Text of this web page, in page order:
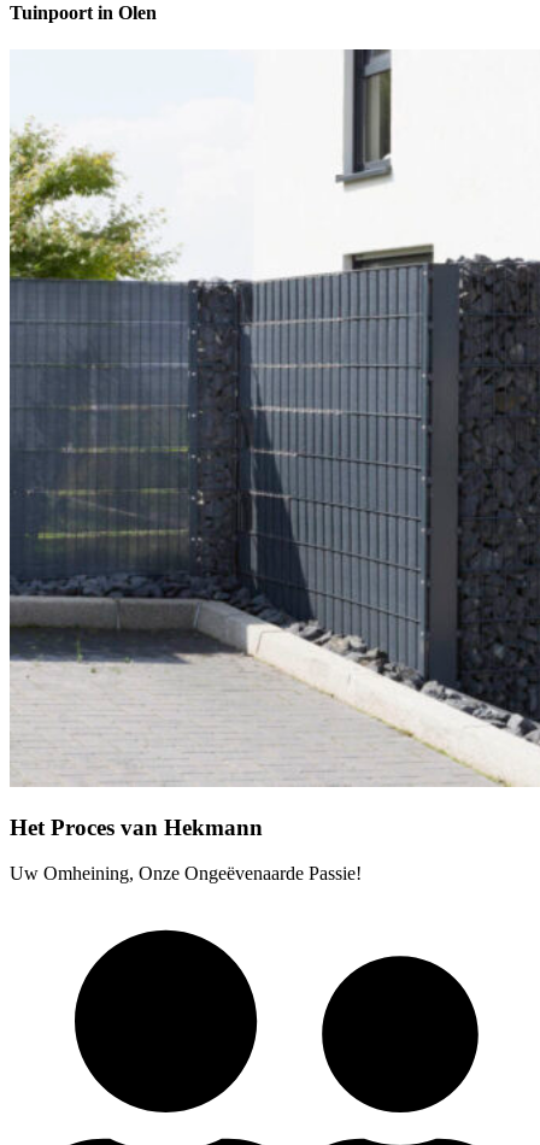
Tuinpoort in Olen
Het Proces van Hekmann
Uw Omheining, Onze Ongeëvenaarde Passie!